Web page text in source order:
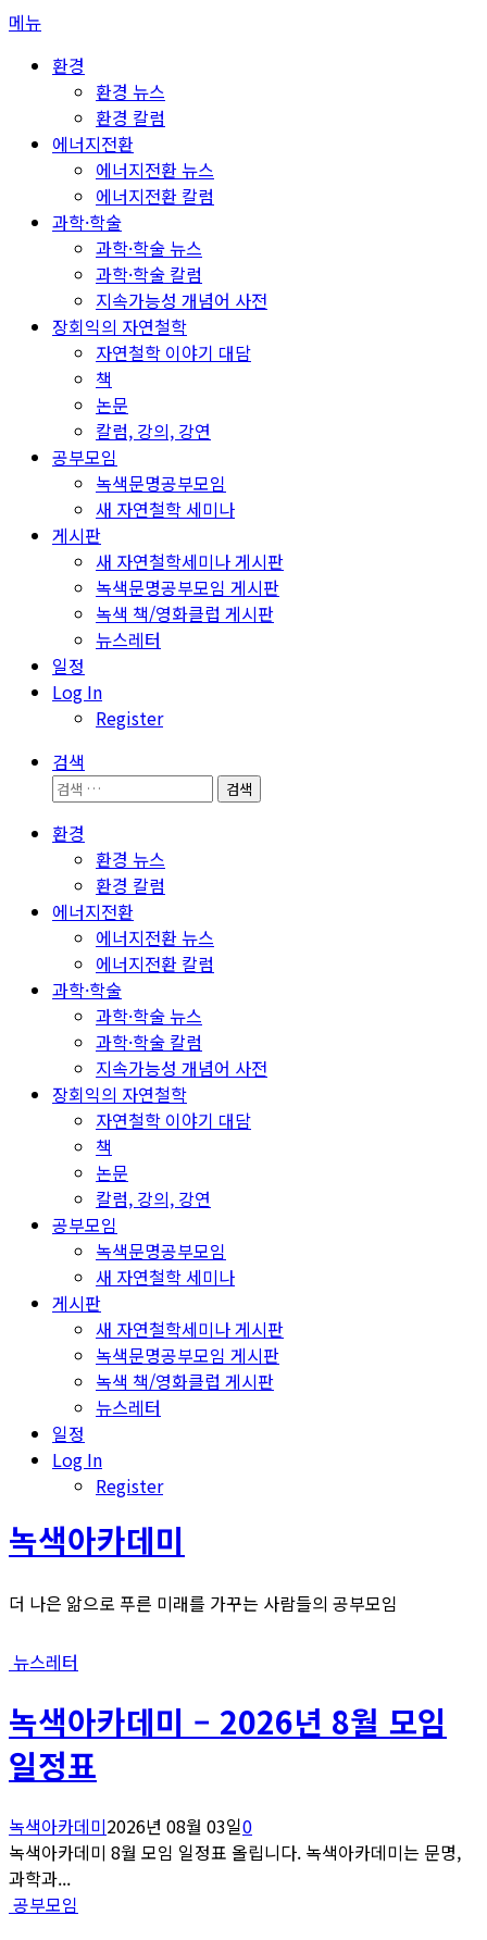
콘
메뉴
환경
환경 뉴스
환경 칼럼
에너지전환
에너지전환 뉴스
에너지전환 칼럼
과학·학술
과학·학술 뉴스
과학·학술 칼럼
지속가능성 개념어 사전
장회익의 자연철학
자연철학 이야기 대담
책
논문
칼럼, 강의, 강연
공부모임
녹색문명공부모임
새 자연철학 세미나
게시판
새 자연철학세미나 게시판
녹색문명공부모임 게시판
녹색 책/영화클럽 게시판
뉴스레터
일정
Log In
Register
검색
검
환경
환경 뉴스
환경 칼럼
에너지전환
에너지전환 뉴스
에너지전환 칼럼
과학·학술
과학·학술 뉴스
과학·학술 칼럼
지속가능성 개념어 사전
장회익의 자연철학
자연철학 이야기 대담
책
논문
칼럼, 강의, 강연
공부모임
녹색문명공부모임
새 자연철학 세미나
게시판
새 자연철학세미나 게시판
녹색문명공부모임 게시판
녹색 책/영화클럽 게시판
뉴스레터
일정
Log In
Register
녹색아카데미
더 나은 앎으로 푸른 미래를 가꾸는 사람들의 공부모임
뉴스레터
녹색아카데미 – 2026년 8월 모임
일정표
녹색아카데미2026년 08월 03일0
녹색아카데미 8월 모임 일정표 올립니다. 녹색아카데미는 문명,
과학과...
공부모임